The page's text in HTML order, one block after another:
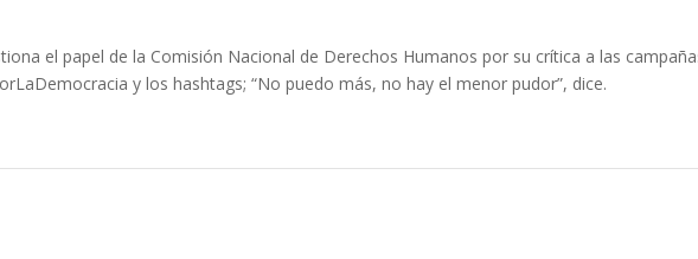
el papel de la Comisión Nacional de Derechos Humanos por su crítica a las
y los hashtags; “No puedo más, no hay el menor pudor”, dice.